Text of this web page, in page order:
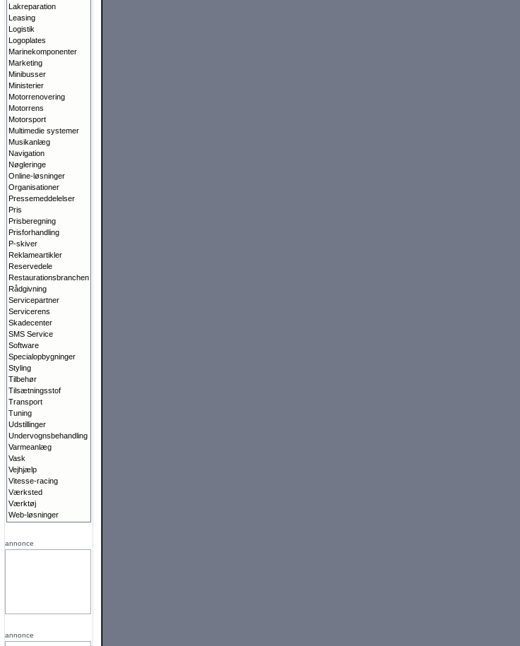
Lakreparation
Leasing
Logistik
Logoplates
Marinekomponenter
Marketing
Minibusser
Ministerier
Motorrenovering
Motorrens
Motorsport
Multimedie systemer
Musikanlæg
Navigation
Nøgleringe
Online-løsninger
Organisationer
Pressemeddelelser
Pris
Prisberegning
Prisforhandling
P-skiver
Reklameartikler
Reservedele
Restaurationsbranchen
Rådgivning
Servicepartner
Servicerens
Skadecenter
SMS Service
Software
Specialopbygninger
Styling
Tilbehør
Tilsætningsstof
Transport
Tuning
Udstillinger
Undervognsbehandling
Varmeanlæg
Vask
Vejhjælp
Vitesse-racing
Værksted
Værktøj
Web-løsninger
annonce
annonce